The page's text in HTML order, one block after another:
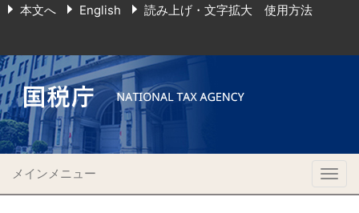
本文へ English 読み上げ・文字拡大 使用方法
メインメニュー